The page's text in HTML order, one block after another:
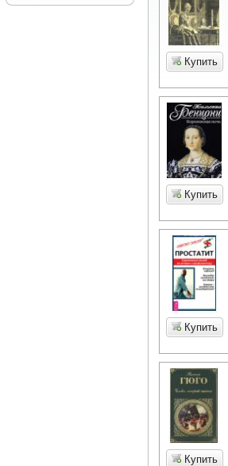
Купить
Купить
Купить
Купить